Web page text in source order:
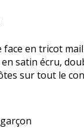
en tricot
satin écru,
sur tout le